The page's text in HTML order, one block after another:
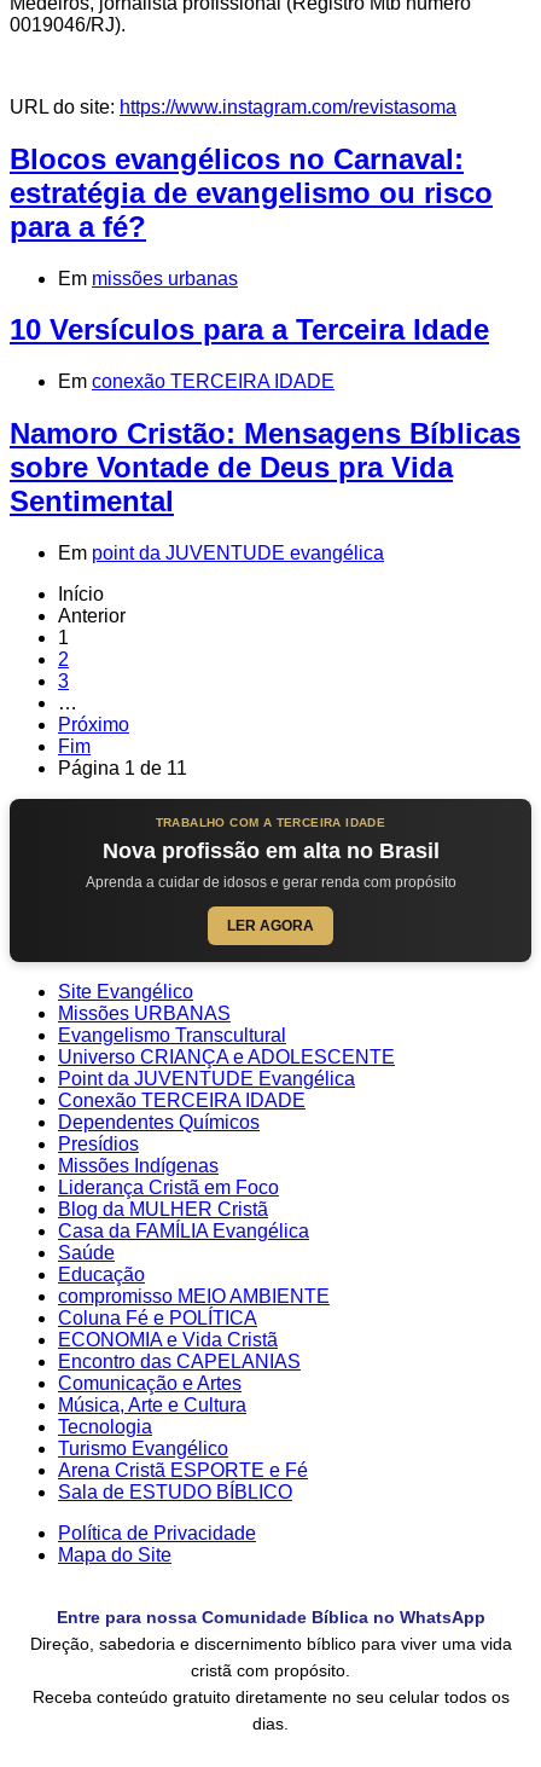
0019046/RJ).
URL do site: https://www.instagram.com/revistasoma
Blocos evangélicos no Carnaval:
estratégia de evangelismo ou risco
para a fé?
Em missões urbanas
10 Versículos para a Terceira Idade
Em conexão TERCEIRA IDADE
Namoro Cristão: Mensagens Bíblicas
sobre Vontade de Deus pra Vida
Sentimental
Em point da JUVENTUDE evangélica
Início
Anterior
1
2
3
…
Próximo
Fim
Página 1 de 11
TRABALHO COM A TERCEIRA IDADE
Nova profissão em alta no Brasil
Aprenda a cuidar de idosos e gerar renda com propósito
LER AGORA
Site Evangélico
Missões URBANAS
Evangelismo Transcultural
Universo CRIANÇA e ADOLESCENTE
Point da JUVENTUDE Evangélica
Conexão TERCEIRA IDADE
Dependentes Químicos
Presídios
Missões Indígenas
Liderança Cristã em Foco
Blog da MULHER Cristã
Casa da FAMÍLIA Evangélica
Saúde
Educação
compromisso MEIO AMBIENTE
Coluna Fé e POLÍTICA
ECONOMIA e Vida Cristã
Encontro das CAPELANIAS
Comunicação e Artes
Música, Arte e Cultura
Tecnologia
Turismo Evangélico
Arena Cristã ESPORTE e Fé
Sala de ESTUDO BÍBLICO
Política de Privacidade
Mapa do Site
Entre para nossa Comunidade Bíblica no WhatsApp
Direção, sabedoria e discernimento bíblico para viver uma vida
cristã com propósito.
Receba conteúdo gratuito diretamente no seu celular todos os
dias.